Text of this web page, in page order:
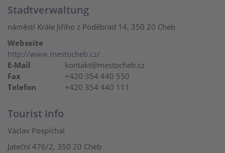
Stadtverwaltung
náměstí Krále Jiřího z Poděbrad 14, 350 20 Cheb
Webseite
http://www.mestocheb.cz/
E-Mail
kontakt@mestocheb.cz
Fax
+420 354 440 550
Telefon
+420 354 440 111
Tourist Info
Václav Pospíchal
Jateční 476/2, 350 20 Cheb